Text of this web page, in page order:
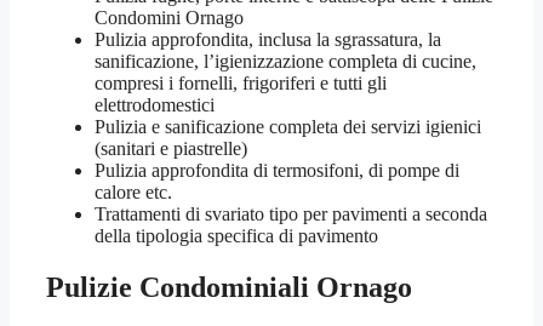
Condomini Ornago
Pulizia approfondita, inclusa la sgrassatura, la
sanificazione, l’igienizzazione completa di cucine,
compresi i fornelli, frigoriferi e tutti gli
elettrodomestici
Pulizia e sanificazione completa dei servizi igienici
(sanitari e piastrelle)
Pulizia approfondita di termosifoni, di pompe di
calore etc.
Trattamenti di svariato tipo per pavimenti a seconda
della tipologia specifica di pavimento
Pulizie Condominiali Ornago